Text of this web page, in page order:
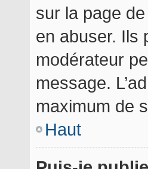
sur la page
en abuser. Ils
modérateur
message.
maximum de
Haut